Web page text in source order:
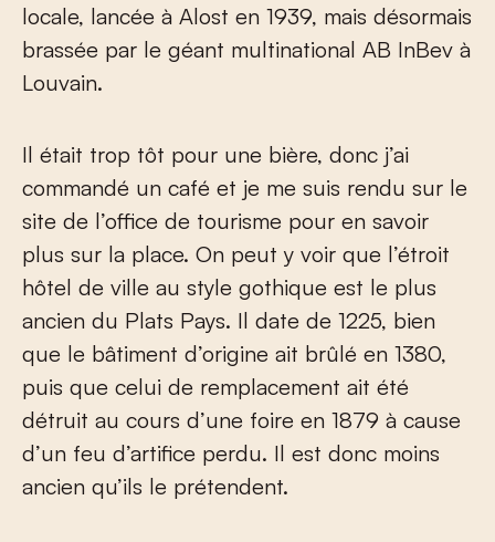
locale, lancée à Alost en 1939, mais désormais
brassée par le géant multinational AB InBev à
Louvain.
Il était trop tôt pour une bière, donc j’ai
commandé un café et je me suis rendu sur le
site de l’office de tourisme pour en savoir
plus sur la place. On peut y voir que l’étroit
hôtel de ville au style gothique est le plus
ancien du Plats Pays. Il date de 1225, bien
que le bâtiment d’origine ait brûlé en 1380,
puis que celui de remplacement ait été
détruit au cours d’une foire en 1879 à cause
d’un feu d’artifice perdu. Il est donc moins
ancien qu’ils le prétendent.